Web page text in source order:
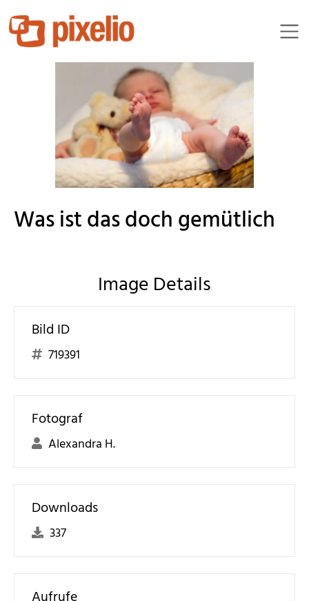
melti
Was ist das doch gemütlich
Image Details
Bild ID
719391
Fotograf
Alexandra H.
Downloads
337